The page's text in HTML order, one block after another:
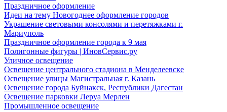
Праздничное оформление
Идеи на тему Новогоднее оформление городов
Украшение световыми консолями и перетяжками г.
Мариуполь
Праздничное оформление города к 9 мая
Полигонные фигуры | ИновСервис.ру
Уличное освещение
Освещение центрального стадиона в Менделеевске
Освещение улицы Магистральная г. Казань
Освещение города Буйнакск, Республики Дагестан
Освещение парковки Леруа Мерлен
Промышленное освещение